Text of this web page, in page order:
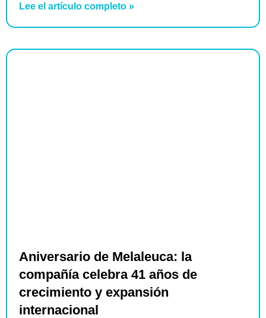
Lee el artículo completo »
Aniversario de Melaleuca: la
compañía celebra 41 años de
crecimiento y expansión
internacional